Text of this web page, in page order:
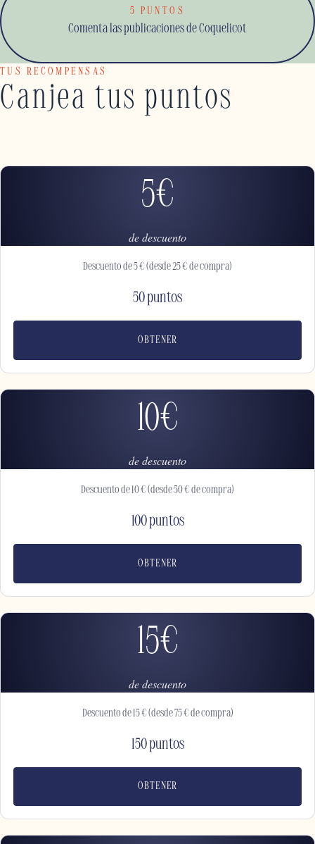
5 PUNTOS
Comenta las publicaciones de Coquelicot
TUS RECOMPENSAS
Canjea tus puntos
5€
de descuento
Descuento de 5 € (desde 25 € de compra)
50 puntos
OBTENER
10€
de descuento
Descuento de 10 € (desde 50 € de compra)
100 puntos
OBTENER
15€
de descuento
Descuento de 15 € (desde 75 € de compra)
150 puntos
OBTENER